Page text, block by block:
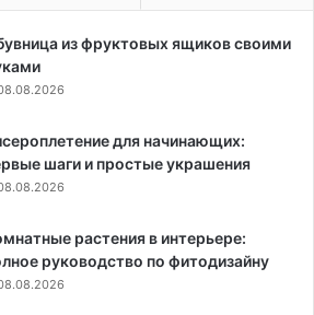
из фруктовых ящиков своими
для начинающих:
шаги и простые украшения
растения в интерьере:
руководство по фитодизайну